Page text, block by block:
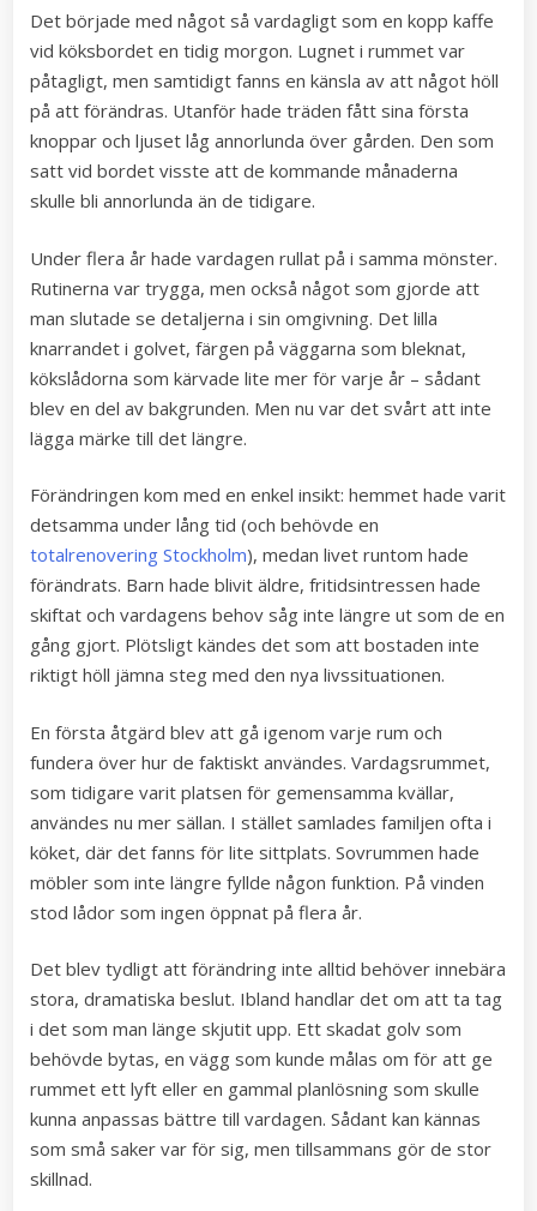
Det började med något så vardagligt som en kopp kaffe
vid köksbordet en tidig morgon. Lugnet i rummet var
påtagligt, men samtidigt fanns en känsla av att något höll
på att förändras. Utanför hade träden fått sina första
knoppar och ljuset låg annorlunda över gården. Den som
satt vid bordet visste att de kommande månaderna
skulle bli annorlunda än de tidigare.
Under flera år hade vardagen rullat på i samma mönster.
Rutinerna var trygga, men också något som gjorde att
man slutade se detaljerna i sin omgivning. Det lilla
knarrandet i golvet, färgen på väggarna som bleknat,
kökslådorna som kärvade lite mer för varje år – sådant
blev en del av bakgrunden. Men nu var det svårt att inte
lägga märke till det längre.
Förändringen kom med en enkel insikt: hemmet hade varit
detsamma under lång tid (och behövde en
totalrenovering Stockholm), medan livet runtom hade
förändrats. Barn hade blivit äldre, fritidsintressen hade
skiftat och vardagens behov såg inte längre ut som de en
gång gjort. Plötsligt kändes det som att bostaden inte
riktigt höll jämna steg med den nya livssituationen.
En första åtgärd blev att gå igenom varje rum och
fundera över hur de faktiskt användes. Vardagsrummet,
som tidigare varit platsen för gemensamma kvällar,
användes nu mer sällan. I stället samlades familjen ofta i
köket, där det fanns för lite sittplats. Sovrummen hade
möbler som inte längre fyllde någon funktion. På vinden
stod lådor som ingen öppnat på flera år.
Det blev tydligt att förändring inte alltid behöver innebära
stora, dramatiska beslut. Ibland handlar det om att ta tag
i det som man länge skjutit upp. Ett skadat golv som
behövde bytas, en vägg som kunde målas om för att ge
rummet ett lyft eller en gammal planlösning som skulle
kunna anpassas bättre till vardagen. Sådant kan kännas
som små saker var för sig, men tillsammans gör de stor
skillnad.